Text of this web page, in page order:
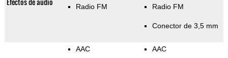
Radio FM Radio FM
Conector de 3,5 mm
AAC AAC